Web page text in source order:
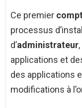
Ce premier
processus
d’administrateur
applications et
des applications
modifications à